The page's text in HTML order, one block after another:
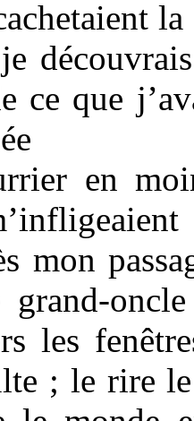
ce que
en
mon
grand-
les
; le rire